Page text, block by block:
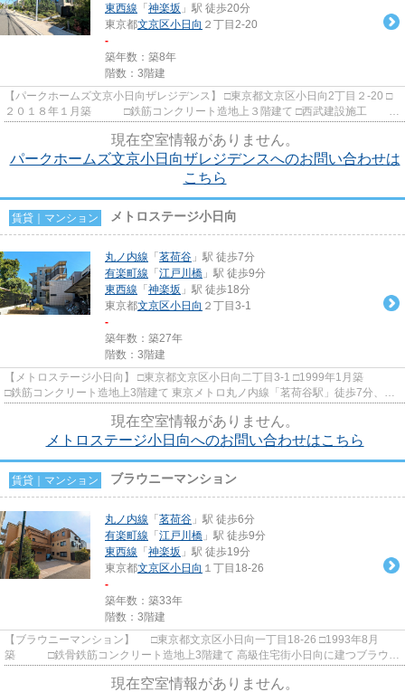
東西線 「 神楽坂 」駅 徒歩20分
東京都文京区小日向 ２丁目2-20
-
築年数：築8年
階数：3階建
【パークホームズ文京小日向ザレジデンス】 □東京都文京区小日向2丁目２-20 □
２０１８年１月築 □鉄筋コンクリート造地上３階建て □西武建設施工
現在空室情報がありません。
パークホームズ文京小日向ザレジデンスへのお問い合わせは
こちら
賃貸｜マンション メトロステージ小日向
丸ノ内線 「 茗荷谷 」駅 徒歩7分
有楽町線 「 江戸川橋 」駅 徒歩9分
東西線 「 神楽坂 」駅 徒歩18分
東京都文京区小日向 ２丁目3-1
-
築年数：築27年
階数：3階建
【メトロステージ小日向】 □東京都文京区小日向二丁目3-1 □1999年1月築
□鉄筋コンクリート造地上3階建て 東京メトロ丸ノ内線「茗荷谷駅」徒歩7分、東
現在空室情報がありません。
メトロステージ小日向へのお問い合わせはこちら
賃貸｜マンション ブラウニーマンション
丸ノ内線 「 茗荷谷 」駅 徒歩6分
有楽町線 「 江戸川橋 」駅 徒歩9分
東西線 「 神楽坂 」駅 徒歩19分
東京都文京区小日向 １丁目18-26
-
築年数：築33年
階数：3階建
【ブラウニーマンション】 □東京都文京区小日向一丁目18-26 □1993年8月
築 □鉄骨鉄筋コンクリート造地上3階建て 高級住宅街小日向に建つブラウン
現在空室情報がありません。